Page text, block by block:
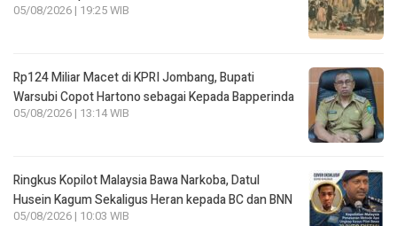
05/08/2026 | 19:25 WIB
Rp124 Miliar Macet di KPRI Jombang, Bupati
Warsubi Copot Hartono sebagai Kepada Bapperinda
05/08/2026 | 13:14 WIB
Ringkus Kopilot Malaysia Bawa Narkoba, Datul
Husein Kagum Sekaligus Heran kepada BC dan BNN
05/08/2026 | 10:03 WIB